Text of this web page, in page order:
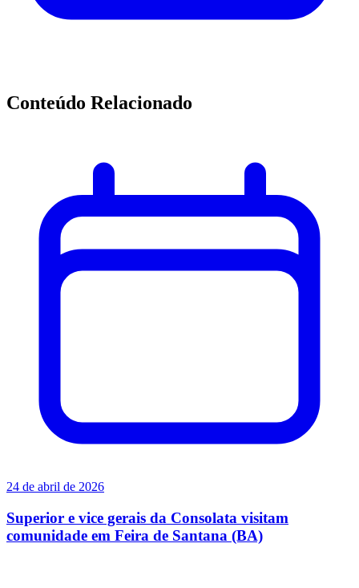
Conteúdo Relacionado
24 de abril de 2026
Superior e vice gerais da Consolata visitam
comunidade em Feira de Santana (BA)